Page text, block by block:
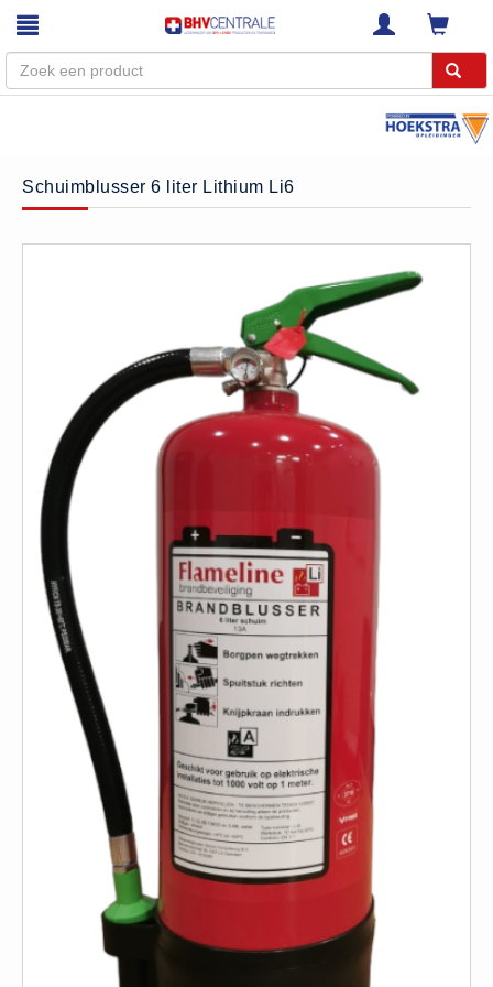
Home
Webshop
Trainingen
Bedrijfsnoodplannen
Plattegronden
VCA Trajecten
Evenementenveiligheid
Inspectiecentrale
Ons Team
Nieuws
Contact
Betalingsmogelijkheden
Klachten
Privacy
Verzending
Retourneren
Algemene Voorwaarden
Vacatures
Schuimblusser 6 liter Lithium Li6